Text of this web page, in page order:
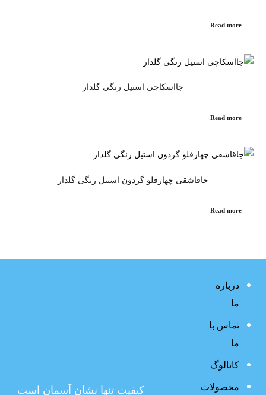
Read more
جااسکاچی استیل رنگی گلدار
Read more
جاقاشقی چهارقلو گردون استیل رنگی گلدار
Read more
درباره
ما
تماس با
ما
کاتالوگ
محصولات کیفیت تنها نشان آسمان است